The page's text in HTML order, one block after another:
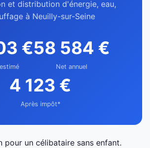
et distribution d'énergie, eau,
à Neuilly-sur-Seine
€58 584 €
Net annuel
4 123 €
Après impôt*
pour un célibataire sans enfant.